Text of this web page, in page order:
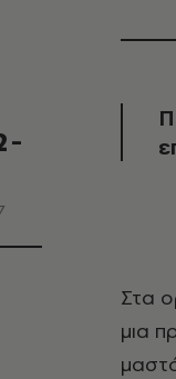
-
Στα ορεινά τοπία της Ελλάδας, το χτίσιμο δεν υπήρξε ποτέ διεκπεραιωτικό. Ήταν
μια